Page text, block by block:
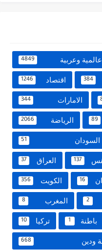
عالمية وعربية 4849
384 اقتصاد 1246
الامارات 344
89 الرياضة 2066
السودان 51
137 العراق 37
16 الكويت 356
2 المغرب 8
باطنة 1 تركيا 10
ودين 668